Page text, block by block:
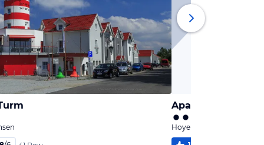
ApartHotel "Am
Hoyerswerda, Sachsen